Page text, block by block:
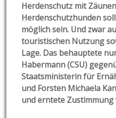
Herdenschutz mit
Herdenschutzhunden
möglich sein. Und zwar
touristischen Nutzung
Lage. Das behauptete
Habermann (CSU)
Staatsministerin für
und Forsten Michaela
und erntete Zustimmung